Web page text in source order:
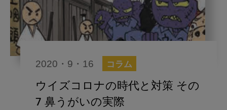
2020・9・16 コラム
ウイズコロナの時代と対策 その
7 鼻うがいの実際